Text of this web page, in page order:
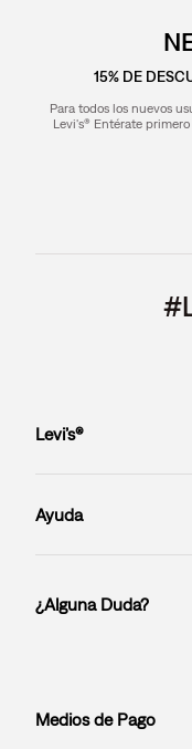
15% DE
Para todos los nuevos
Levi's® Entérate
Levi’s®
Ayuda
¿Alguna Duda?
Medios de Pago